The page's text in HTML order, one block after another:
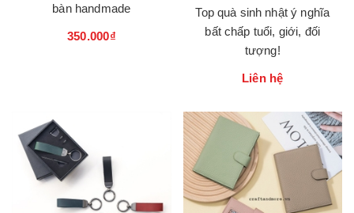
bàn handmade
350.000₫
Top quà sinh nhật ý nghĩa
bất chấp tuổi, giới, đối
tượng!
Liên hệ